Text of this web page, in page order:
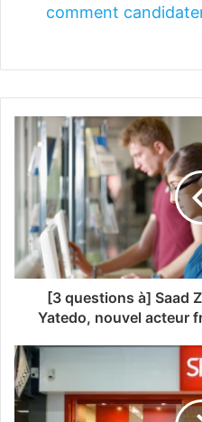
comment
[3 questions à] Saad
Yatedo, nouvel acteur